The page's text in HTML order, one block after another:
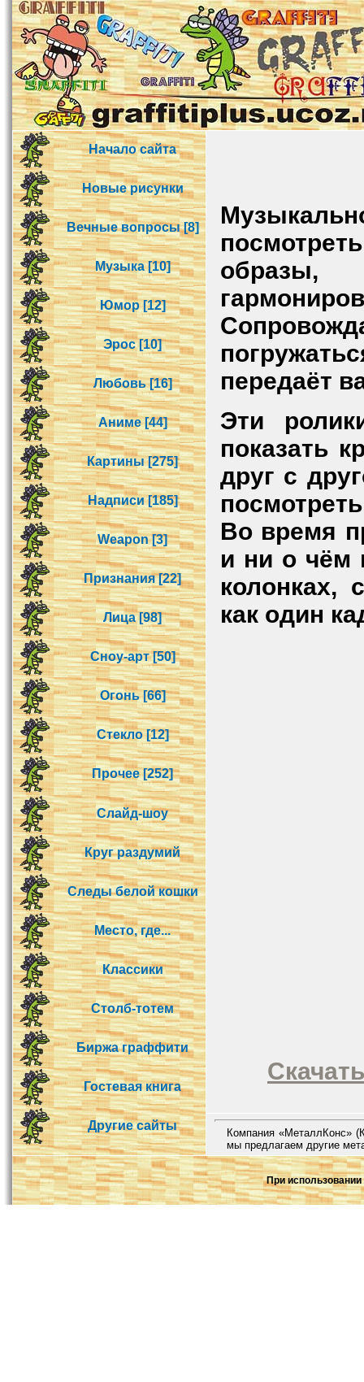
Начало сайта
Новые рисунки
Вечные вопросы [8]
Музыка [10]
Юмор [12]
Эрос [10]
Любовь [16]
Аниме [44]
Картины [275]
Надписи [185]
Weapon [3]
Признания [22]
Лица [98]
Сноу-арт [50]
Огонь [66]
Стекло [12]
Прочее [252]
Слайд-шоу
Круг раздумий
Следы белой кошки
Место, где...
Классики
Столб-тотем
Биржа граффити
Гостевая книга
Другие сайты
образы,
передаёт
Эти
показать
друг с
Во время
и ни о чём
колонках,
как один
Компания «МеталлКонс»
мы предлагаем другие
При